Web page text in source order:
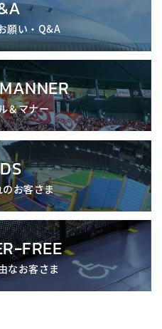
願い・Q&A
＆マナー
お客さま
FREE
なお客さま